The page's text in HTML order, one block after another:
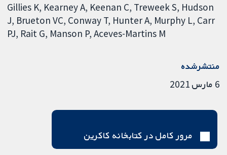
Gillies K Kearney A Keenan C Treweek S Hudson
J Brueton VC Conway T Hunter A Murphy L Carr
PJ Rait G Manson P Aceves-Martins M
منتشرشده
6 مارس 2021
مرور کامل در کتابخانه کاکرین